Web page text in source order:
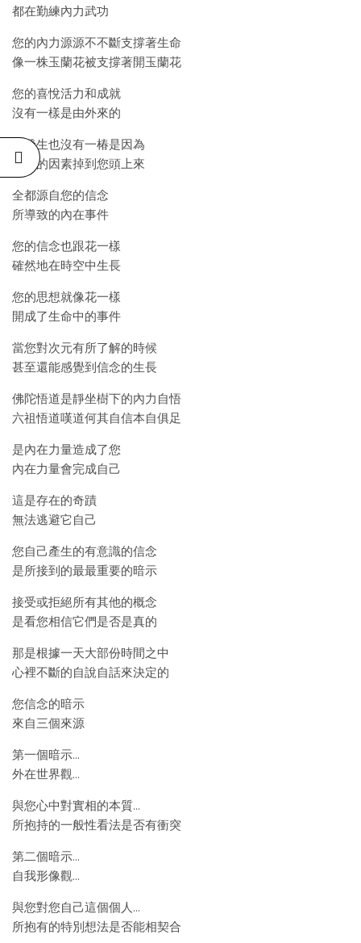
都在勤練內力武功
您的內力源源不不斷支撐著生命
像一株玉蘭花被支撐著開玉蘭花
您的喜悅活力和成就
沒有一樣是由外來的
其發生也沒有一椿是因為
外界的因素掉到您頭上來
全都源自您的信念
所導致的內在事件
您的信念也跟花一樣
確然地在時空中生長
您的思想就像花一樣
開成了生命中的事件
當您對次元有所了解的時候
甚至還能感覺到信念的生長
佛陀悟道是靜坐樹下的內力自悟
六祖悟道嘆道何其自信本自俱足
是內在力量造成了您
內在力量會完成自己
這是存在的奇蹟
無法逃避它自己
您自己產生的有意識的信念
是所接到的最最重要的暗示
接受或拒絕所有其他的概念
是看您相信它們是否是真的
那是根據一天大部份時間之中
心裡不斷的自說自話來決定的
您信念的暗示
來自三個來源
第一個暗示…
外在世界觀…
與您心中對實相的本質…
所抱持的一般性看法是否有衝突
第二個暗示…
自我形像觀…
與您對您自己這個個人…
所抱有的特別想法是否能相契合